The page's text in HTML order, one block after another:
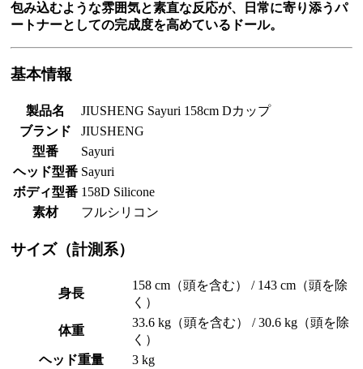
包み込むような雰囲気と素直な反応が、日常に寄り添うパ
ートナーとしての完成度を高めているドール。
基本情報
製品名
JIUSHENG Sayuri 158cm Dカップ
ブランド
JIUSHENG
型番
Sayuri
ヘッド型番 Sayuri
ボディ型番 158D Silicone
素材
フルシリコン
サイズ（計測系）
身長
158 cm（頭を含む） / 143 cm（頭を除
く）
体重
33.6 kg（頭を含む） / 30.6 kg（頭を除
く）
ヘッド重量
3 kg